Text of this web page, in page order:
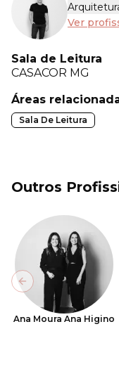
Ver
Sala de Leitura
CASACOR MG
Áreas
Sala De Leitura
Outros
Ana Moura Ana Higino
Previous slide